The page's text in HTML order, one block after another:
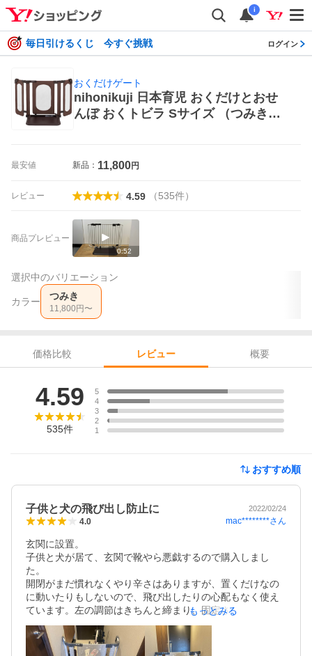
i
毎日引けるくじ 今すぐ挑戦 ログイン
おくだけゲート
nihonikuji 日本育児 おくだけとおせ
んぼ おくトビラ Sサイズ （つみき）
最安値 新品： 11,800円
レビュー 4.59 （535件）
商品プレビュー
0:52
選択中のバリエーション
カラー つみき
11,800 円〜
価格比較 レビュー
概要
4.59
535件
5
4
3
2
1
おすすめ順
子供と犬の飛び出し防止に 2022/02/24
4.0 mac********さん
玄関に設置。
子供と犬が居て、玄関で靴やら悪戯するので購入しまし
た。
開閉がまだ慣れなくやり辛さはありますが、置くだけなの
に動いたりもしないので、飛び出したりの心配もなく使え
ています。左の調節はきちんと締まり、固定されるのです
が、右の調節があまり効かない感じで、動いてしまうのが
気になりますがもう一度やってみて様子見てみようと思い
ます。
もっとみる